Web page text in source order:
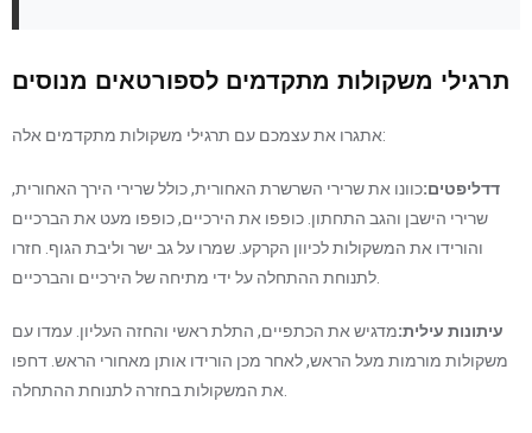
תרגילי משקולות מתקדמים לספורטאים מנוסים
אתגרו את עצמכם עם תרגילי משקולות מתקדמים אלה:
דדליפטים:כוונו את שרירי השרשרת האחורית, כולל שרירי הירך האחורית,
שרירי הישבן והגב התחתון. כופפו את הירכיים, כופפו מעט את הברכיים
והורידו את המשקולות לכיוון הקרקע. שמרו על גב ישר וליבת הגוף. חזרו
לתנוחת ההתחלה על ידי מתיחה של הירכיים והברכיים.
עיתונות עילית:מדגיש את הכתפיים, התלת ראשי והחזה העליון. עמדו עם
משקולות מורמות מעל הראש, לאחר מכן הורידו אותן מאחורי הראש. דחפו
את המשקולות בחזרה לתנוחת ההתחלה.